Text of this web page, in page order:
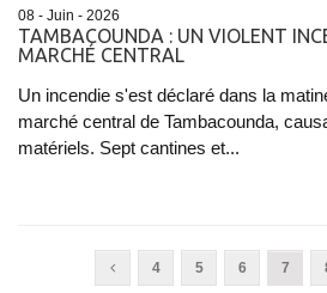
08 - Juin - 2026
TAMBACOUNDA : UN VIOLENT
MARCHÉ CENTRAL
Un incendie s'est déclaré dans la
marché central de Tambacounda,
matériels. Sept cantines et...
4 5 6 7